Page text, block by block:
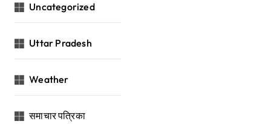
Uncategorized
Uttar Pradesh
Weather
समाचार पत्रिका